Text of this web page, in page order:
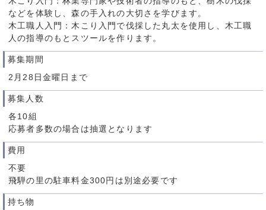
などを体験し、森の手入れの大切さを学びます。
木工職人入門：木こり入門で伐採した丸太を使用し、木工職
人の指導のもとスツールを作ります。
募集期間
2月28日金曜日まで
募集人数
各10組
応募者多数の場合は抽選となります
費用
不要
飛騨の里の駐車料金300円は別途必要です
持ち物